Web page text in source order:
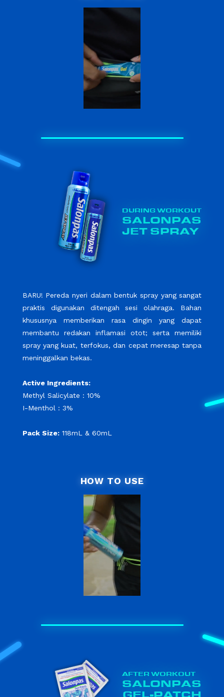
DURING WORKOUT
SALONPAS
JET SPRAY
BARU! Pereda nyeri dalam bentuk spray yang sangat
praktis digunakan ditengah sesi olahraga. Bahan
khususnya memberikan rasa dingin yang dapat
membantu redakan inflamasi otot; serta memiliki
spray yang kuat, terfokus, dan cepat meresap tanpa
meninggalkan bekas.
Active Ingredients:
Methyl Salicylate : 10%
I-Menthol : 3%
Pack Size:118mL & 60mL
HOW TO USE
AFTER WORKOUT
SALONPAS
GEL-PATCH